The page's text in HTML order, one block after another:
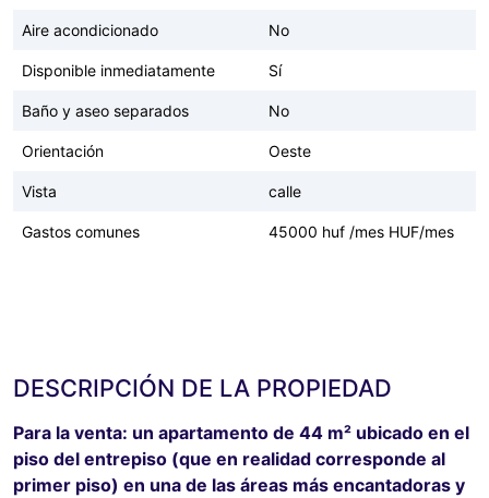
Aire acondicionado No
Disponible inmediatamente Sí
Baño y aseo separados No
Orientación Oeste
Vista calle
Gastos comunes 45000 huf /mes HUF/mes
DESCRIPCIÓN DE LA PROPIEDAD
Para la venta: un apartamento de 44 m² ubicado en el
piso del entrepiso (que en realidad corresponde al
primer piso) en una de las áreas más encantadoras y